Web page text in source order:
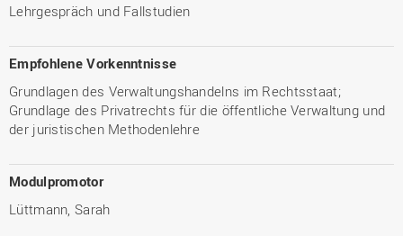
Lehrgespräch und Fallstudien
Empfohlene Vorkenntnisse
Grundlagen des Verwaltungshandelns im Rechtsstaat;
Grundlage des Privatrechts für die öffentliche Verwaltung und
der juristischen Methodenlehre
Modulpromotor
Lüttmann, Sarah